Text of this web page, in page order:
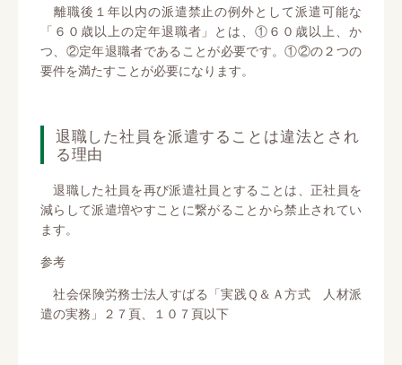
離職後１年以内の派遣禁止の例外として派遣可能な
「６０歳以上の定年退職者」とは、①６０歳以上、か
つ、②定年退職者であることが必要です。①②の２つの
要件を満たすことが必要になります。
退職した社員を派遣することは違法とされ
る理由
退職した社員を再び派遣社員とすることは、正社員を
減らして派遣増やすことに繋がることから禁止されてい
ます。
参考
社会保険労務士法人すばる「実践Ｑ＆Ａ方式 人材派
遣の実務」２７頁、１０７頁以下